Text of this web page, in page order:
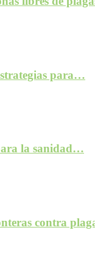
para…
la sanidad…
contra